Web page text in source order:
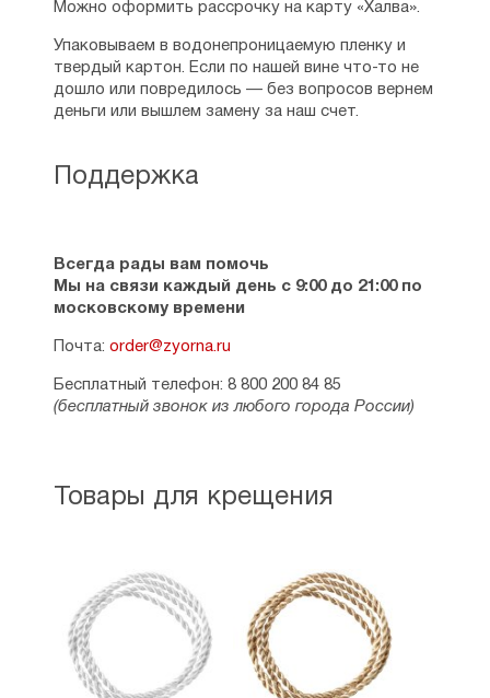
Поддержка
Всегда рады вам помочь
Мы на связи каждый день с 9:00 до 21:00 по
московскому времени
Почта: order@zyorna.ru
Бесплатный телефон: 8 800 200 84 85
(бесплатный звонок из любого города России)
Можно оформить рассрочку на карту «Халва».
Упаковываем в водонепроницаемую пленку и
твердый картон. Если по нашей вине что-то не
дошло или повредилось — без вопросов вернем
деньги или вышлем замену за наш счет.
Товары для крещения